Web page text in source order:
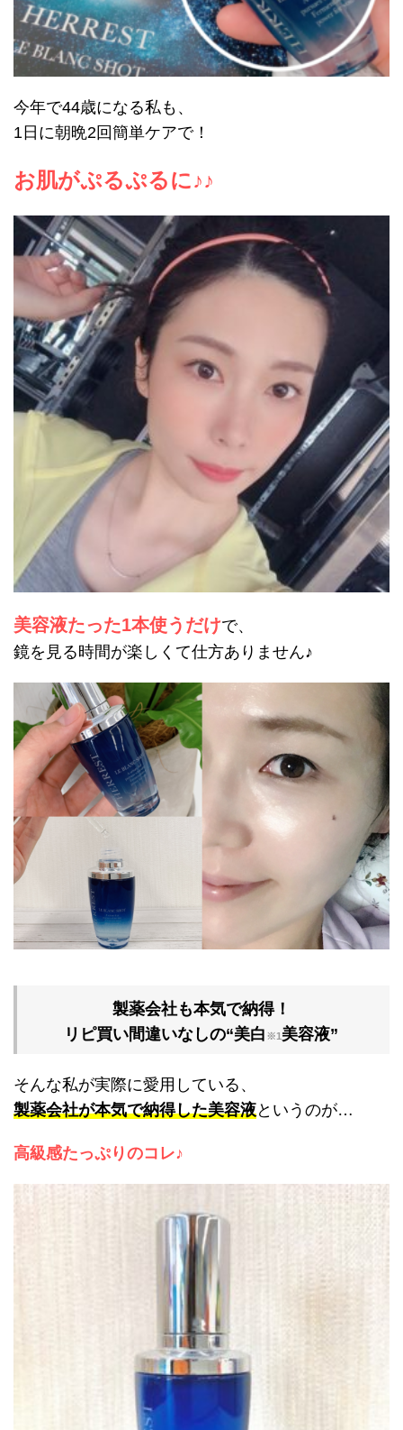
今年で44歳になる私も、
1日に朝晩2回簡単ケアで！
お肌がぷるぷるに♪♪
美容液たった1本使うだけで、
鏡を見る時間が楽しくて仕方ありません♪
製薬会社も本気で納得！
リピ買い間違いなしの“美白 ※1 美容液”
そんな私が実際に愛用している、
製薬会社が本気で納得した美容液というのが…
高級感たっぷりのコレ♪